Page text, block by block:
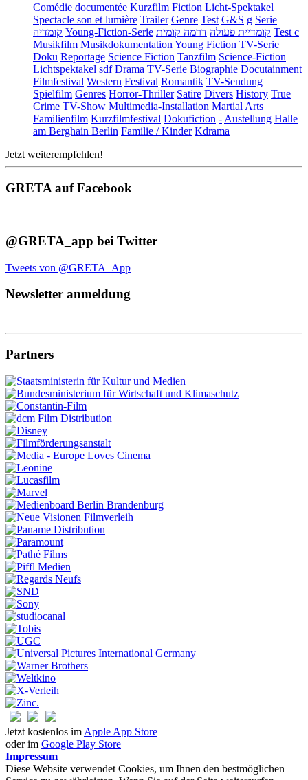
Comédie documentée Kurzfilm Fiction Licht-Spektakel
Spectacle son et lumière Trailer Genre Test G&S g Serie
קומדיה Young-Fiction-Serie קומדיית פעולה דרמה קומית
Test c
Musikfilm Musikdokumentation Young Fiction TV-Serie
Doku Reportage Science Fiction Tanzfilm Science-Fiction
Lichtspektakel sdf Drama TV-Serie Biographie Docutainment
Filmfestival Western Festival Romantik TV-Sendung
Spielfilm Genres Horror-Thriller Satire Divers History True
Crime TV-Show Multimedia-Installation Martial Arts
Familienfilm Kurzfilmfestival Dokufiction - Austellung Halle
am Berghain Berlin Familie / Kinder Kdrama
Jetzt weiterempfehlen!
GRETA auf Facebook
@GRETA_app bei Twitter
Tweets von @GRETA_App
Newsletter anmeldung
Partners
Jetzt kostenlos im Apple App Store
oder im Google Play Store
Impressum
Diese Website verwendet Cookies, um Ihnen den bestmöglichen